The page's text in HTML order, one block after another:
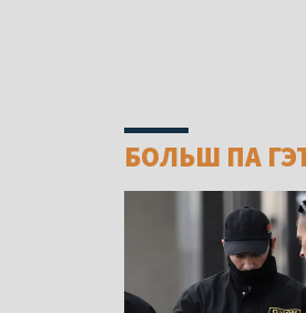
БОЛЬШ ПА